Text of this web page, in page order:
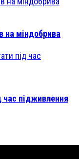
міндобрива
час підживлення